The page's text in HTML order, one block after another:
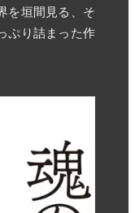
を垣間見る、そ
ぷり詰まった作